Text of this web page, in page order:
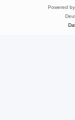
Powered by